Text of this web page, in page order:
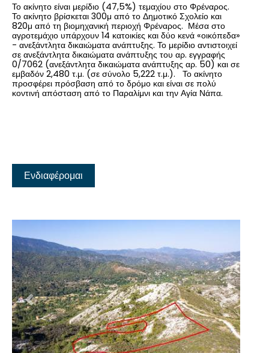
Το ακίνητο είναι μερίδιο (47,5%) τεμαχίου στο Φρέναρος.
Το ακίνητο βρίσκεται 300μ από το Δημοτικό Σχολείο και
820μ από τη βιομηχανική περιοχή Φρέναρος. Μέσα στο
αγροτεμάχιο υπάρχουν 14 κατοικίες και δύο κενά «οικόπεδα»
- ανεξάντλητα δικαιώματα ανάπτυξης. Το μερίδιο αντιστοιχεί
σε ανεξάντλητα δικαιώματα ανάπτυξης του αρ. εγγραφής
0/7062 (ανεξάντλητα δικαιώματα ανάπτυξης αρ. 50) και σε
εμβαδόν 2,480 τ.μ. (σε σύνολο 5,222 τ.μ.). Το ακίνητο
προσφέρει πρόσβαση από το δρόμο και είναι σε πολύ
κοντινή απόσταση από το Παραλίμνι και την Αγία Νάπα.
Ενδιαφέρομαι
Προηγούμενο Επόμενο